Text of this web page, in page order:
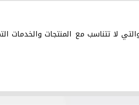
لا تتناسب مع المنتجات والخدمات